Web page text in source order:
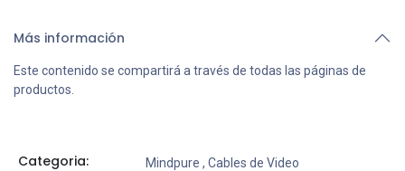
Más información
Este contenido se compartirá a través de todas las páginas de
productos.
Categoria: Mindpure , Cables de Video